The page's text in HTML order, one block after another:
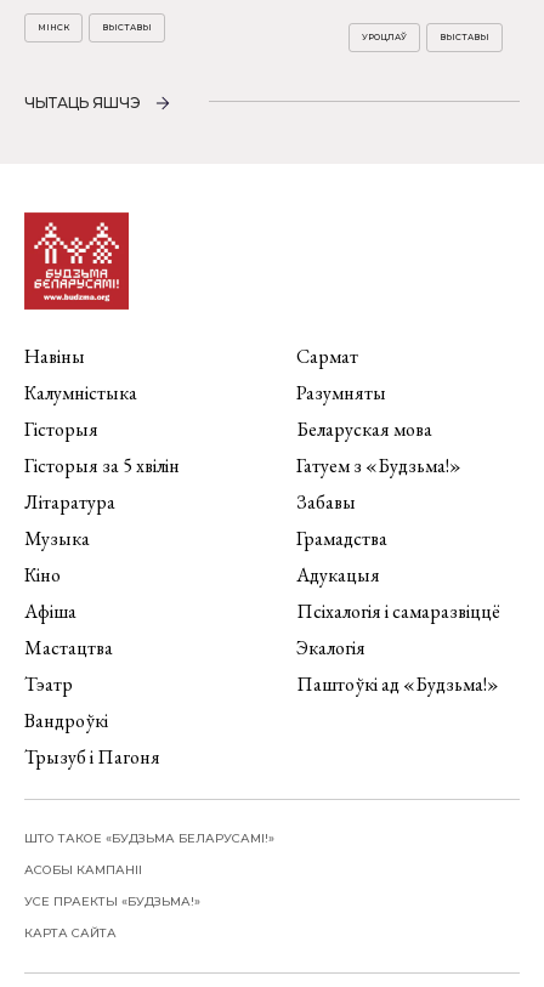
МІНСК ВЫСТАВЫ
УРОЦЛАЎ ВЫСТАВЫ
ЧЫТАЦЬ ЯШЧЭ
Навіны
Калумністыка
Гісторыя
Гісторыя за 5 хвілін
Літаратура
Музыка
Кіно
Афіша
Мастацтва
Тэатр
Вандроўкі
Трызуб і Пагоня
Сармат
Разумняты
Беларуская мова
Гатуем з «Будзьма!»
Забавы
Грамадства
Адукацыя
Псіхалогія і самаразвіццё
Экалогія
Паштоўкі ад «Будзьма!»
ШТО ТАКОЕ «БУДЗЬМА БЕЛАРУСАМІ!»
АСОБЫ КАМПАНІІ
УСЕ ПРАЕКТЫ «БУДЗЬМА!»
КАРТА САЙТА